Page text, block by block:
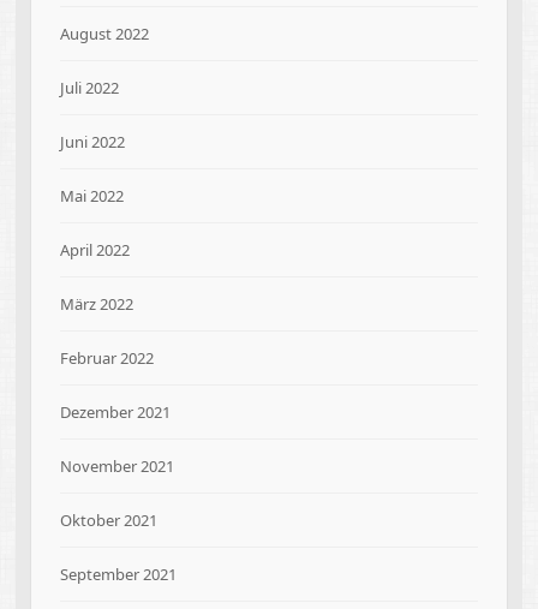
August 2022
Juli 2022
Juni 2022
Mai 2022
April 2022
März 2022
Februar 2022
Dezember 2021
November 2021
Oktober 2021
September 2021